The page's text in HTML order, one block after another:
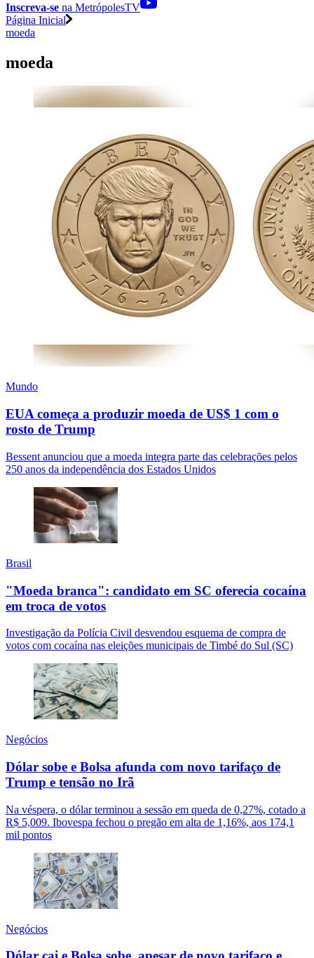
Inscreva-se na MetrópolesTV
Página Inicial
moeda
moeda
Mundo
EUA começa a produzir moeda de US$ 1 com o
rosto de Trump
Bessent anunciou que a moeda integra parte das celebrações pelos
250 anos da independência dos Estados Unidos
Brasil
"Moeda branca": candidato em SC oferecia cocaína
em troca de votos
Investigação da Polícia Civil desvendou esquema de compra de
votos com cocaína nas eleições municipais de Timbé do Sul (SC)
Negócios
Dólar sobe e Bolsa afunda com novo tarifaço de
Trump e tensão no Irã
Na véspera, o dólar terminou a sessão em queda de 0,27%, cotado a
R$ 5,009. Ibovespa fechou o pregão em alta de 1,16%, aos 174,1
mil pontos
Negócios